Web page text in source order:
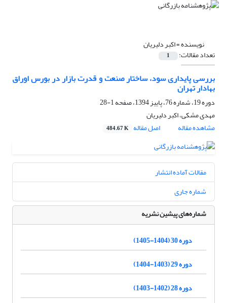
نویسنده =اکبر دلیریان
تعداد مقالات: 1
بررسی پایداری سود، ساختار صنعت و قدرت بازار در بورس اوراق
بهادار تهران
دوره 19، شماره 76، پاییز 1394، صفحه
1-28
مهدی مشکی، اکبر دلیریان
مشاهده مقاله
اصل مقاله 484.67 K
مقالات آماده انتشار
شماره جاری
شماره‌های پیشین نشریه
دوره 30 (1404-1405)
دوره 29 (1403-1404)
دوره 28 (1402-1403)